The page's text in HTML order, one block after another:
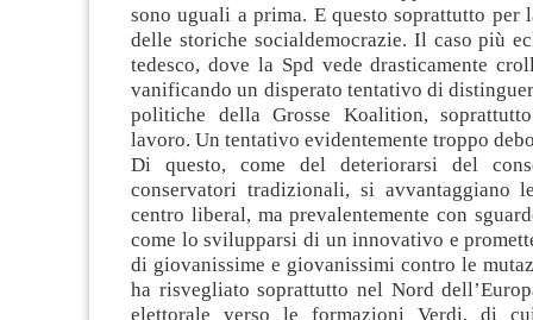
sono uguali a prima. E questo soprattutto per
delle storiche socialdemocrazie. Il caso più
tedesco, dove la Spd vede drasticamente
vanificando un disperato tentativo di
politiche della Grosse Koalition,
lavoro. Un tentativo evidentemente troppo
Di questo, come del deteriorarsi del
conservatori tradizionali, si avvantaggiano
centro liberal, ma prevalentemente con
come lo svilupparsi di un innovativo e
di giovanissime e giovanissimi contro le
ha risvegliato soprattutto nel Nord
elettorale verso le formazioni Verdi, di